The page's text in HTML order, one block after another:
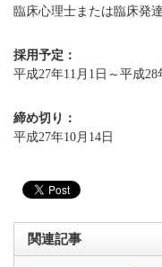
臨床心理士または臨床発
採用予定：
平成27年11月1日～平成28
締め切り：
平成27年10月14日
関連記事